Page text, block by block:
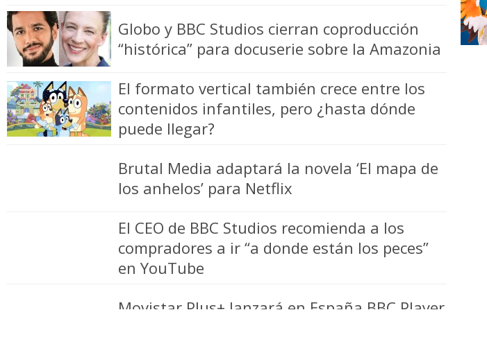
Globo y BBC Studios cierran coproducción
“histórica” para docuserie sobre la Amazonia
El formato vertical también crece entre los
contenidos infantiles, pero ¿hasta dónde
puede llegar?
Brutal Media adaptará la novela ‘El mapa de
los anhelos’ para Netflix
El CEO de BBC Studios recomienda a los
compradores a ir “a donde están los peces”
en YouTube
Movistar Plus+ lanzará en España BBC Player